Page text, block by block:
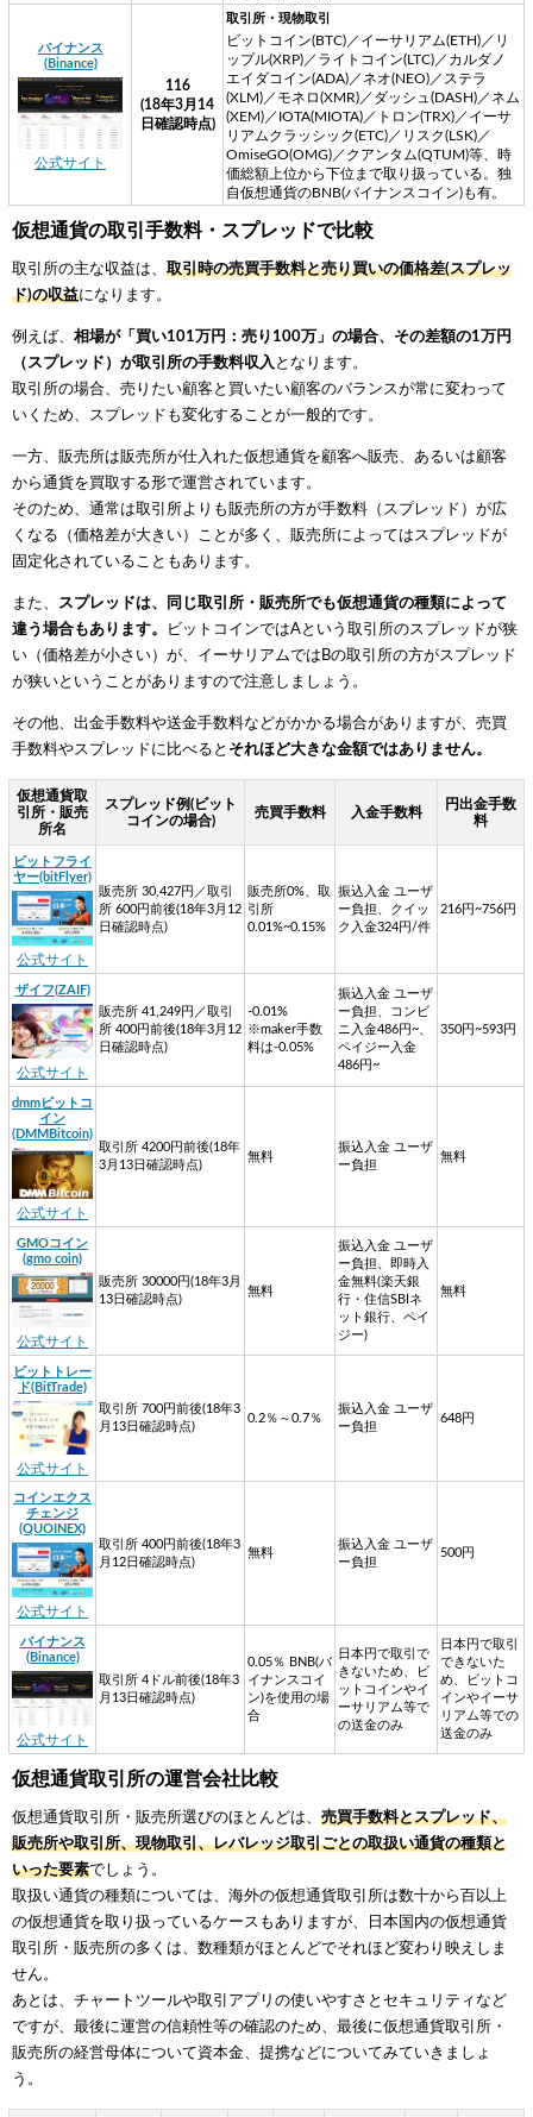
バイナンス
(Binance)
公式サイト
116
(18年3月14
日確認時点)
取引所・現物取引
ビットコイン(BTC)／イーサリアム(ETH)／リ
ップル(XRP)／ライトコイン(LTC)／カルダノ
エイダコイン(ADA)／ネオ(NEO)／ステラ
(XLM)／モネロ(XMR)／ダッシュ(DASH)／ネム
(XEM)／IOTA(MIOTA)／トロン(TRX)／イーサ
リアムクラッシック(ETC)／リスク(LSK)／
OmiseGO(OMG)／クアンタム(QTUM)等、時
価総額上位から下位まで取り扱っている。独
自仮想通貨のBNB(バイナンスコイン)も有。
仮想通貨の取引手数料・スプレッドで比較
取引所の主な収益は、 取引時の売買手数料と売り買いの価格差(スプレッ
ド)の収益になります。
例えば、 相場が「買い101万円：売り100万」の場合、その差額の1万円
（スプレッド）が取引所の手数料収入 となります。
取引所の場合、売りたい顧客と買いたい顧客のバランスが常に変わって
いくため、スプレッドも変化することが一般的です。
一方、販売所は販売所が仕入れた仮想通貨を顧客へ販売、あるいは顧客
から通貨を買取する形で運営されています。
そのため、通常は取引所よりも販売所の方が手数料（スプレッド）が広
くなる（価格差が大きい）ことが多く、販売所によってはスプレッドが
固定化されていることもあります。
また、 スプレッドは、同じ取引所・販売所でも仮想通貨の種類によって
違う場合もあります。
ビットコインではAという取引所のスプレッドが狭
い（価格差が小さい）が、イーサリアムではBの取引所の方がスプレッド
が狭いということがありますので注意しましょう。
その他、出金手数料や送金手数料などがかかる場合がありますが、売買
手数料やスプレッドに比べると それほど大きな金額ではありません。
仮想通貨取
引所・販売
所名
スプレッド例(ビット
コインの場合)
売買手数料 入金手数料
円出金手数
料
ビットフライ
ヤー(bitFlyer)
公式サイト
販売所 30,427円／取引
所 600円前後(18年3月12
日確認時点)
販売所0%、取
引所
0.01%~0.15%
振込入金 ユーザ
ー負担、クイッ
ク入金324円/件
216円~756円
ザイフ(ZAIF)
公式サイト
販売所 41,249円／取引
所 400円前後(18年3月12
日確認時点)
-0.01%
※maker手数
料は-0.05%
振込入金 ユーザ
ー負担、コンビ
ニ入金486円~、
ペイジー入金
486円~
350円~593円
dmmビットコ
イン
(DMMBitcoin)
公式サイト
取引所 4200円前後(18年
3月13日確認時点)
無料
振込入金 ユーザ
ー負担
無料
GMOコイン
(gmo coin)
公式サイト
販売所 30000円(18年3月
13日確認時点)
無料
振込入金 ユーザ
ー負担、即時入
金無料(楽天銀
行・住信SBIネ
ット銀行、ペイ
ジー)
無料
ビットトレー
ド(BitTrade)
公式サイト
取引所 700円前後(18年3
月13日確認時点)
0.2％～0.7％
振込入金 ユーザ
ー負担
648円
コインエクス
チェンジ
(QUOINEX)
公式サイト
取引所 400円前後(18年3
月12日確認時点)
無料
振込入金 ユーザ
ー負担
500円
バイナンス
(Binance)
公式サイト
取引所 4ドル前後(18年3
月13日確認時点)
0.05％ BNB(バ
イナンスコイ
ン)を使用の場
合
日本円で取引で
きないため、ビ
ットコインやイ
ーサリアム等で
の送金のみ
日本円で取引
できないた
め、ビットコ
インやイーサ
リアム等での
送金のみ
仮想通貨取引所の運営会社比較
仮想通貨取引所・販売所選びのほとんどは、 売買手数料とスプレッド、
販売所や取引所、現物取引、レバレッジ取引ごとの取扱い通貨の種類と
いった要素でしょう。
取扱い通貨の種類については、海外の仮想通貨取引所は数十から百以上
の仮想通貨を取り扱っているケースもありますが、日本国内の仮想通貨
取引所・販売所の多くは、数種類がほとんどでそれほど変わり映えしま
せん。
あとは、チャートツールや取引アプリの使いやすさとセキュリティなど
ですが、最後に運営の信頼性等の確認のため、最後に仮想通貨取引所・
販売所の経営母体について資本金、提携などについてみていきましょ
う。